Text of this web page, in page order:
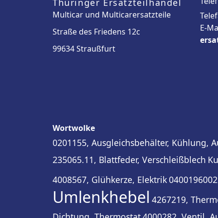
Thüringer Ersatzteilhandel
Multicar und Multicarersatzteile
Straße des Friedens 12c
99634 Straußfurt
E-
Wortwolke
0201155, Ausgleichsbehälter, Kühlung,
235065.11, Blattfeder, Verschleißblech
4008567, Glühkerze, Elektrik
Umlenkhebel 4267219,